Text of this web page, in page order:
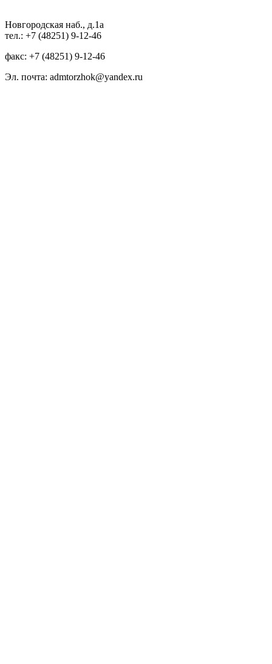
Новгородская наб., д.1а
тел.: +7 (48251) 9-12-46
факс: +7 (48251) 9-12-46
Эл. почта: admtorzhok@yandex.ru